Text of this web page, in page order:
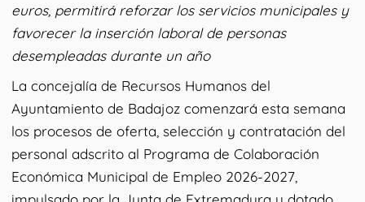
euros, permitirá reforzar los servicios municipales y
favorecer la inserción laboral de personas
desempleadas durante un año
La concejalía de Recursos Humanos del
Ayuntamiento de Badajoz comenzará esta semana
los procesos de oferta, selección y contratación del
personal adscrito al Programa de Colaboración
Económica Municipal de Empleo 2026-2027,